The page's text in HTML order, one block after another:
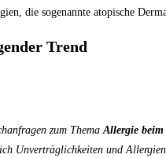
die sogenannte atopische
Trend
zum ThemaAllergie
Unverträglichkeiten und